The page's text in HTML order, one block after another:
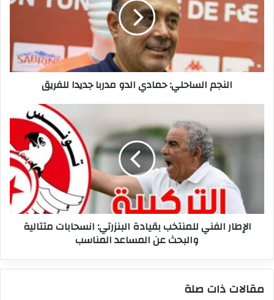
الدو
مدربا
النجم الساحلي: حمادي الدو مدربا جديدا للفريق
للمنتخب
والبحث
عن
المساعد
الإطار الفني للمنتخب بقيادة البنزرتي: انسحابات متتالية
والبحث عن المساعد المناسب
مقالات ذات صلة